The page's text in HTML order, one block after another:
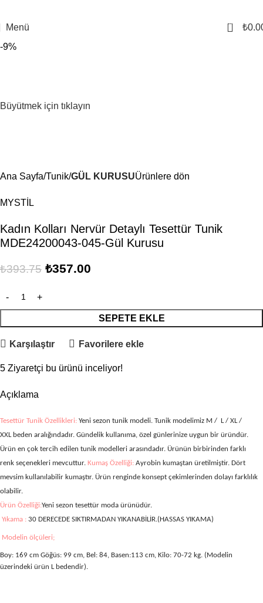
Menü 0 ₺
-9%
Büyütmek için tıklayın
Ana Sayfa Tunik GÜL KURUSUÜrünlere dön
MYSTİL
Kadın Kolları Nervür Detaylı Tesettür Tunik
MDE24200043-045-Gül Kurusu
₺393.75 ₺357.00
SEPETE EKLE
Karşılaştır Favorilere ekle
5 Ziyaretçi bu ürünü inceliyor!
Açıklama
Tesettür Tunik Özellikleri: Yeni sezon tunik modeli. Tunik modelimiz M / L / XL /
XXL beden aralığındadır. Gündelik kullanıma, özel günlerinize uygun bir üründür.
Ürün en çok tercih edilen tunik modelleri arasındadır. Ürünün birbirinden farklı
renk seçenekleri mevcuttur. Kumaş Özelliği: Ayrobin kumaştan üretilmiştir. Dört
mevsim kullanılabilir kumaştır. Ürün renginde konsept çekimlerinden dolayı farklılık
olabilir.
Ürün Özelliği:Yeni sezon tesettür moda ürünüdür.
Yıkama : 30 DERECEDE SIKTIRMADAN YIKANABİLİR.(HASSAS YIKAMA)
Modelin ölçüleri;
Boy: 169 cm Göğüs: 99 cm, Bel: 84, Basen:113 cm, Kilo: 70-72 kg. (Modelin
üzerindeki ürün L bedendir).